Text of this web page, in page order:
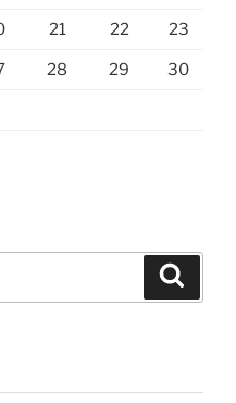
21 22 23
28 29 30